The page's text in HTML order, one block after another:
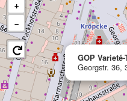
GOP
Georgstr. 36,
+
−